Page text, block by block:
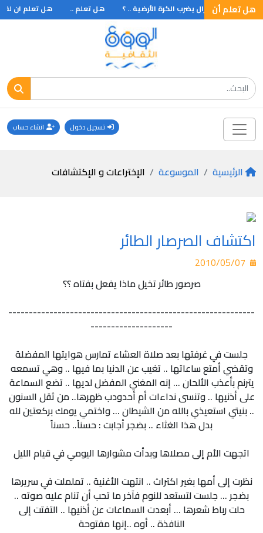
هل تعلم أن
القتلى في زلزال يضرب الكرة الأرضية .. ؟ هل تعلم .. هل تعلم ان لقب
تسجيل دخول انشاء حساب
الرئيسية الموسوعة الإختراعات و الإكتشافات
اكتشاف الصرصار الطائر
صرصور طائر تخيل ماذا يفعل بفتاه ؟؟
------------------------------------------------------------
--------------------
جلست في غرفتها بعد صلاة العشاء تمارس هوايتها المفضلة
وتقضي أمتع ساعاتها .. تغيب عن الدنيا بما فيها .. وهي تسمعه
يترنم بأعذب الألحان ... إنه المغني المفضل لديها .. تضع السماعة
على أذنيها .. وتنسى نداءات أم أحدودب ظهرها.. من ثقل السنون
.. بنيتي استعيذي بالله من الشيطان ... واختمي يومك بركعتين لله
بدل هذا الغثاء .. بضجر أجابت : حسناً.. حسناً
اتجهت الأم إلى مصلاها وبدأت مشوارها اليومي في قيام الليل
نظرت إلى أمها بغير اكتراث .. انتهت الأغنية .. تململت في سريرها
بضجر ... جلست لتستعد للنوم فآخر ما تحب أن تنام عليه صوته ..
حلت رباط شعرها ... أبعدت السماعات عن أذنيها .. التفتت إلى
النافذة .. أوه ..إنها مفتوحة